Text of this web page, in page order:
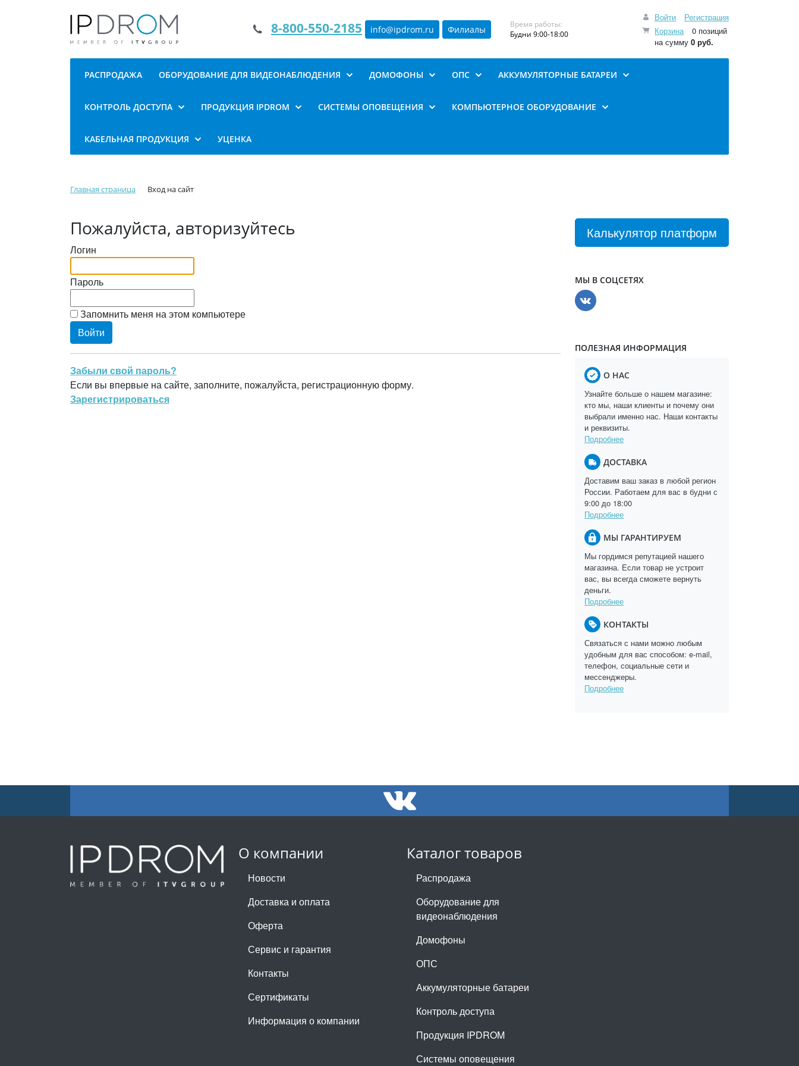
Войти
Регистрация
Корзина
0 позиций
на сумму 0 руб.
8-800-550-2185 info@ipdrom.ru Филиалы
Время работы:
Будни 9:00-18:00
РАСПРОДАЖА ОБОРУДОВАНИЕ ДЛЯ ВИДЕОНАБЛЮДЕНИЯ ДОМОФОНЫ ОПС АККУМУЛЯТОРНЫЕ БАТАРЕИ
КОНТРОЛЬ ДОСТУПА ПРОДУКЦИЯ IPDROM СИСТЕМЫ ОПОВЕЩЕНИЯ КОМПЬЮТЕРНОЕ ОБОРУДОВАНИЕ
КАБЕЛЬНАЯ ПРОДУКЦИЯ УЦЕНКА
Главная страница Вход на сайт
Пожалуйста, авторизуйтесь
Логин
Пароль
Запомнить меня на этом компьютере
Забыли свой пароль?
Если вы впервые на сайте, заполните, пожалуйста, регистрационную форму.
Зарегистрироваться
Калькулятор платформ
МЫ В СОЦСЕТЯХ
ПОЛЕЗНАЯ ИНФОРМАЦИЯ
О НАС
Узнайте больше о нашем магазине:
кто мы, наши клиенты и почему они
выбрали именно нас. Наши контакты
и реквизиты.
Подробнее
ДОСТАВКА
Доставим ваш заказ в любой регион
России. Работаем для вас в будни с
9:00 до 18:00
Подробнее
МЫ ГАРАНТИРУЕМ
Мы гордимся репутацией нашего
магазина. Если товар не устроит
вас, вы всегда сможете вернуть
деньги.
Подробнее
КОНТАКТЫ
Связаться с нами можно любым
удобным для вас способом: e-mail,
телефон, социальные сети и
мессенджеры.
Подробнее
О компании
Новости
Доставка и оплата
Оферта
Сервис и гарантия
Контакты
Сертификаты
Информация о компании
Каталог товаров
Распродажа
Оборудование для
видеонаблюдения
Домофоны
ОПС
Аккумуляторные батареи
Контроль доступа
Продукция IPDROM
Системы оповещения